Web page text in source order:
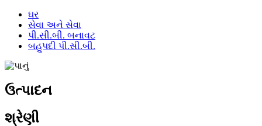
ઘર
સેવા અને સેવા
પી.સી.બી. બનાવટ
બહુપદી પી.સી.બી.
ઉત્પાદન
શ્રેણી